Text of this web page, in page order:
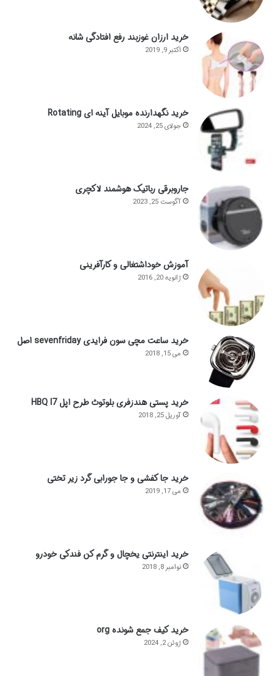
خرید ارزان غوزبند رفع افتادگی شانه
اکتبر 9, 2019
خرید نگهدارنده موبایل آینه ای Rotating
جولای 25, 2024
جاروبرقی رباتیک هوشمند لاکچری
آگوست 25, 2023
آموزش خوداشتغالی و کارآفرینی
ژانویه 20, 2016
خرید ساعت مچی سون فرایدی sevenfriday اصل
می 15, 2018
خرید پستی هندزفری بلوتوث طرح اپل HBQ I7
آوریل 25, 2018
خرید جا کفشی و جا جورابی گرد زیر تختی
می 17, 2019
خرید اینترنتی یخچال و گرم کن فندکی خودرو
نوامبر 8, 2018
خرید کیف جمع شونده org
ژوئن 2, 2024